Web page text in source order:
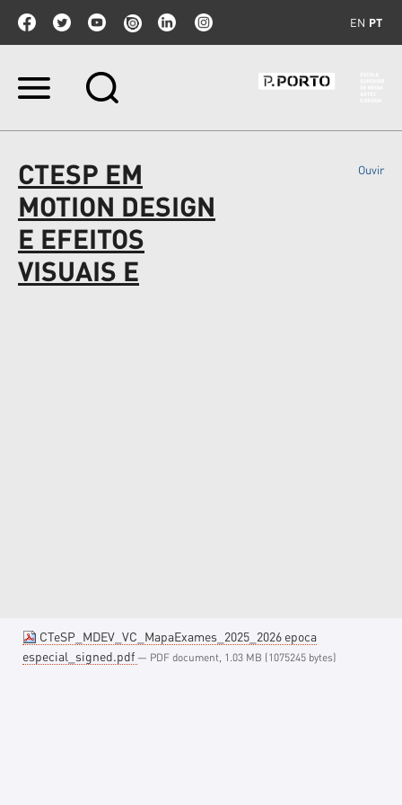
EN PT
Ir
Ir
para
a
navegação
CTESP EM
MOTION DESIGN
E EFEITOS
VISUAIS E
Ouvir
CTeSP_MDEV_VC_MapaExames_2025_2026 epoca
especial_signed.pdf — PDF document, 1.03 MB (1075245 bytes)